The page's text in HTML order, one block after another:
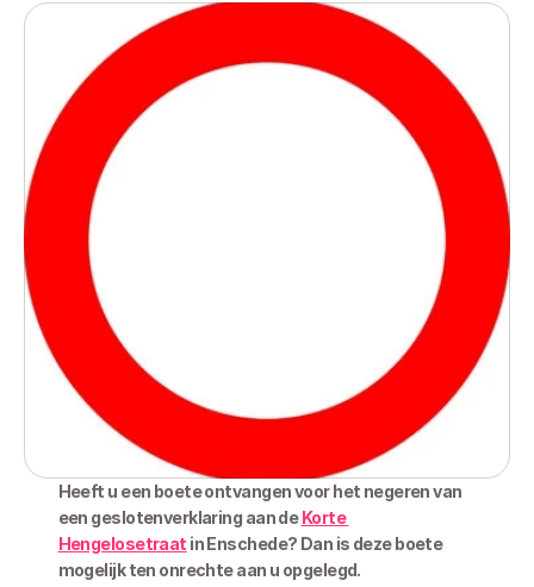
Heeft u een boete ontvangen voor het negeren van
een geslotenverklaring aan de Korte
Hengelosetraat in Enschede? Dan is deze boete
mogelijk ten onrechte aan u opgelegd.